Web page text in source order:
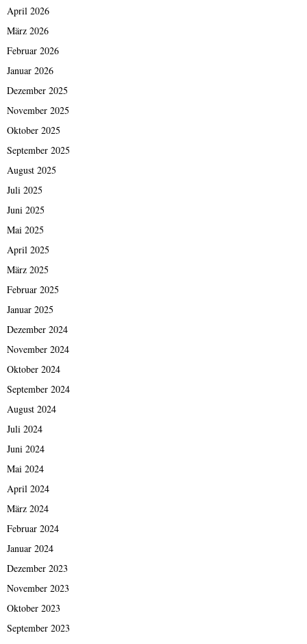
April 2026
März 2026
Februar 2026
Januar 2026
Dezember 2025
November 2025
Oktober 2025
September 2025
August 2025
Juli 2025
Juni 2025
Mai 2025
April 2025
März 2025
Februar 2025
Januar 2025
Dezember 2024
November 2024
Oktober 2024
September 2024
August 2024
Juli 2024
Juni 2024
Mai 2024
April 2024
März 2024
Februar 2024
Januar 2024
Dezember 2023
November 2023
Oktober 2023
September 2023